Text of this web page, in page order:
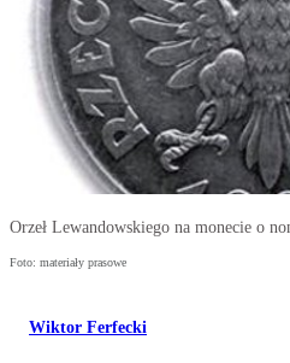
Orzeł Lewandowskiego na monecie o
Foto: materiały prasowe
Wiktor Ferfecki